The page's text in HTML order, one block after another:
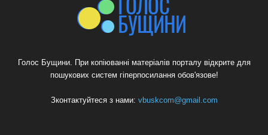
Голос Бущини. При копіюванні матеріалів порталу відкрите для
пошукових систем гіперпосилання обов'язове!
Зконтактуйтеся з нами: vbuskcom@gmail.com